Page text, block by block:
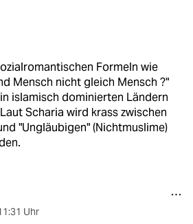
Formeln wie
Mensch nicht gleich Mensch ?"
islamisch dominierten Ländern
Scharia wird krass zwischen
"Ungläubigen" (Nichtmuslime)
Uhr